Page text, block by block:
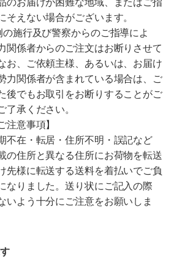
そえない場合がございます。
施行及び警察からのご指導によ
関係者からのご注文はお断りさせて
お、ご依頼主様、あるいは、お届け
力関係者が含まれている場合は、ご
後でもお取引をお断りすることがご
了承ください。
注意事項】
不在・転居・住所不明・誤記など
の住所と異なる住所にお荷物を転送
先様に転送する送料を着払いでご負
なりました。送り状にご記入の際
いよう十分にご注意をお願いしま